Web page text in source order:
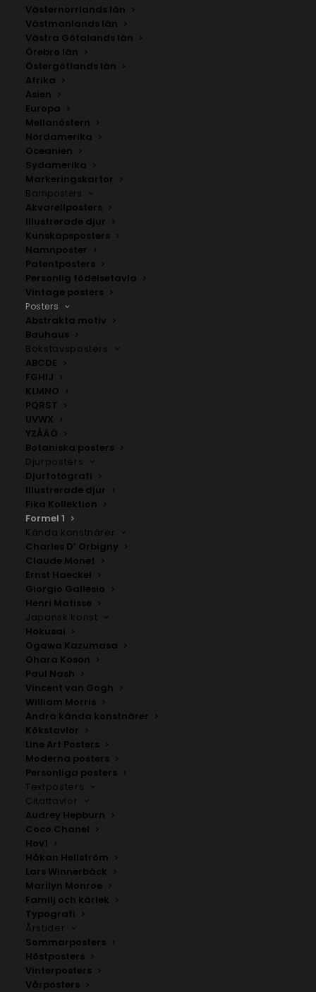
Västernorrlands län
Västmanlands län
Västra Götalands län
Örebro län
Östergötlands län
Afrika
Asien
Europa
Mellanöstern
Nordamerika
Oceanien
Sydamerika
Markeringskartor
Barnposters
Akvarellposters
Illustrerade djur
Kunskapsposters
Namnposter
Patentposters
Personlig födelsetavla
Vintage posters
Posters
Abstrakta motiv
Bauhaus
Bokstavsposters
ABCDE
FGHIJ
KLMNO
PQRST
UVWX
YZÅÄÖ
Botaniska posters
Djurposters
Djurfotografi
Illustrerade djur
Fika Kollektion
Formel 1
Kända konstnärer
Charles D’ Orbigny
Claude Monet
Ernst Haeckel
Giorgio Gallesio
Henri Matisse
Japansk konst
Hokusai
Ogawa Kazumasa
Ohara Koson
Paul Nash
Vincent van Gogh
William Morris
Andra kända konstnärer
Kökstavlor
Line Art Posters
Moderna posters
Personliga posters
Textposters
Citattavlor
Audrey Hepburn
Coco Chanel
Hov1
Håkan Hellström
Lars Winnerbäck
Marilyn Monroe
Familj och kärlek
Typografi
Årstider
Sommarposters
Höstposters
Vinterposters
Vårposters
F1 kalender 2026
259.00 kr
Autódromo Hermanos
Fr.179.00 kr
Autodromo Nazionale
Fr.179.00
Fr. 179.00